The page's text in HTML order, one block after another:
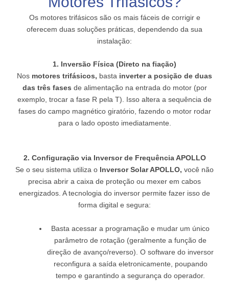
Os motores trifásicos são os mais fáceis de corrigir e
oferecem duas soluções práticas, dependendo da sua
instalação:
1. Inversão Física (Direto na fiação)
Nos motores trifásicos, basta inverter a posição de duas
das três fases de alimentação na entrada do motor (por
exemplo, trocar a fase R pela T). Isso altera a sequência de
fases do campo magnético giratório, fazendo o motor rodar
para o lado oposto imediatamente.
2. Configuração via Inversor de Frequência APOLLO
Se o seu sistema utiliza o Inversor Solar APOLLO, você não
precisa abrir a caixa de proteção ou mexer em cabos
energizados. A tecnologia do inversor permite fazer isso de
forma digital e segura:
Basta acessar a programação e mudar um único
parâmetro de rotação (geralmente a função de
direção de avanço/reverso). O software do inversor
reconfigura a saída eletronicamente, poupando
tempo e garantindo a segurança do operador.